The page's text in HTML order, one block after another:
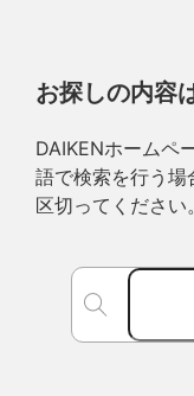
お探しの内容
DAIKENホームペ
語で検索を行う
区切ってください。